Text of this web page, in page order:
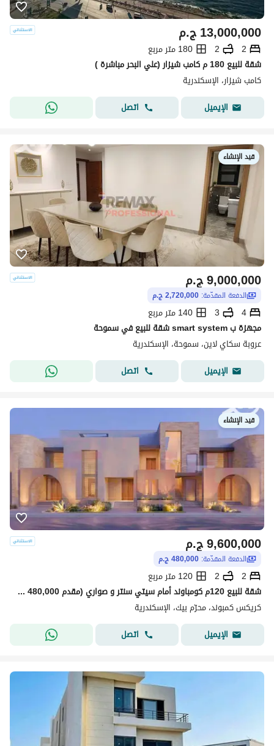
ج.م13,000,000
2
2
180 متر مربع
شقة للبيع 180 م كامب شيزار (علي البحر مباشرة )
كامب شيزار، الإسكندرية
الإيميل
اتصل
قيد الإنشاء
ج.م9,000,000
الدفعة المقدّمة: 2,720,000 ج.م
4
3
140 متر مربع
مجهزة ب smart system شقة للبيع في سموحة
عروبة سكاي لاين، سموحة، الإسكندرية
الإيميل
اتصل
قيد الإنشاء
ج.م9,600,000
الدفعة المقدّمة: 480,000 ج.م
2
2
120 متر مربع
شقة للبيع 120م كومباوند أمام سيتي سنتر و صواري (مقدم 480,000 ج - سعر الطرح الأول دبل فيو علي أكبر بحيرة ولاند سكيب)
كريكس كمبوند، محرّم بيك، الإسكندرية
الإيميل
اتصل